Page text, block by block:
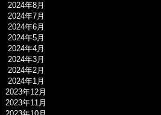
2024年8月
2024年7月
2024年6月
2024年5月
2024年4月
2024年3月
2024年2月
2024年1月
2023年12月
2023年11月